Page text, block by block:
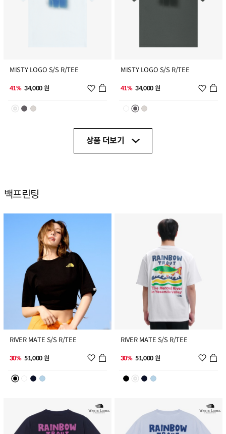
MISTY LOGO S/S R/TEE
34,000 원
41% 위시리스트 추가
MISTY LOGO S/S R/TEE
34,000 원
41% 위시
상품 더보기
백프린팅
RIVER MATE S/S R/TEE
51,000 원
30% 위시리스트 추가
RIVER MATE S/S R/TEE
51,000 원
30% 위시